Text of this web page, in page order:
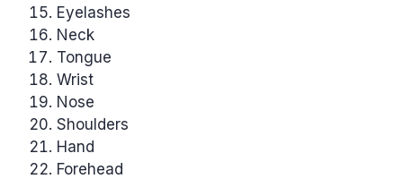
Eyelashes
Neck
Tongue
Wrist
Nose
Shoulders
Hand
Forehead